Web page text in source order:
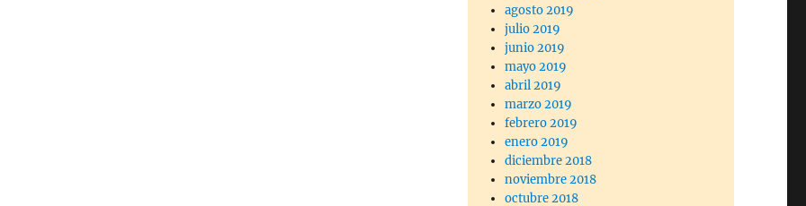
agosto 2019
julio 2019
junio 2019
mayo 2019
abril 2019
marzo 2019
febrero 2019
enero 2019
diciembre 2018
noviembre 2018
octubre 2018